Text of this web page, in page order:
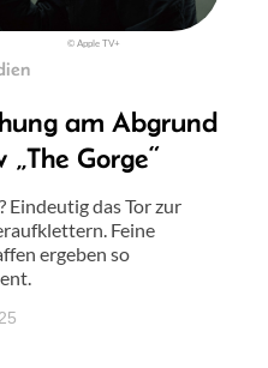
© Apple TV+
am Abgrund
Gorge“
Eindeutig das Tor zur
Feine
ergeben so